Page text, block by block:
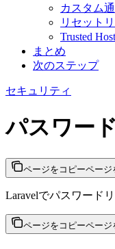
カスタム
リセット
Trusted
まとめ
次のステップ
セキュリティ
パスワー
ページをコピーページ
Laravelでパスワード
ページをコピーページ